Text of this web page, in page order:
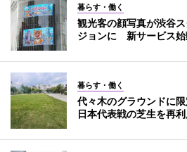
暮らす・働く
観光客の顔写真が渋谷
ジョンに 新サービス始
暮らす・働く
代々木のグラウンドに
日本代表戦の芝生を再利